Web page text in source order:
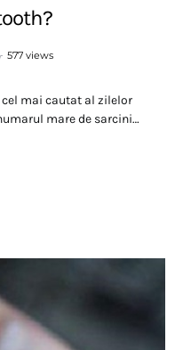
577 views
mai cautat al zilelor
mare de sarcini…